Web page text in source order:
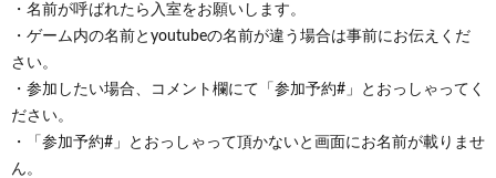
・名前が呼ばれたら入室をお願いします。
・ゲーム内の名前とyoutubeの名前が違う場合は事前にお伝えくだ
さい。
・参加したい場合、コメント欄にて「参加予約#」とおっしゃってく
ださい。
・「参加予約#」とおっしゃって頂かないと画面にお名前が載りませ
ん。